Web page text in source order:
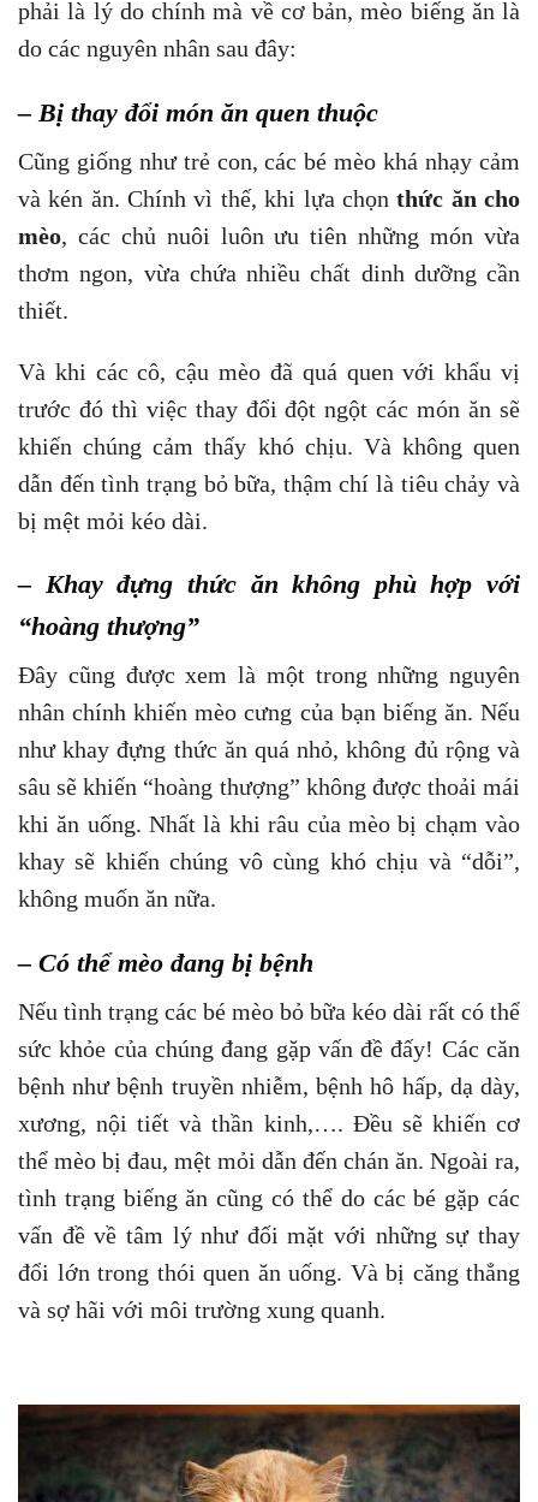
phải là lý do chính mà về cơ bản, mèo biếng ăn là
do các nguyên nhân sau đây:
– Bị thay đổi món ăn quen thuộc
Cũng giống như trẻ con, các bé mèo khá nhạy cảm
và kén ăn. Chính vì thế, khi lựa chọnthức ăn cho
mèo, các chủ nuôi luôn ưu tiên những món vừa
thơm ngon, vừa chứa nhiều chất dinh dưỡng cần
thiết.
Và khi các cô, cậu mèo đã quá quen với khẩu vị
trước đó thì việc thay đổi đột ngột các món ăn sẽ
khiến chúng cảm thấy khó chịu. Và không quen
dẫn đến tình trạng bỏ bữa, thậm chí là tiêu chảy và
bị mệt mỏi kéo dài.
– Khay đựng thức ăn không phù hợp với
“hoàng thượng”
Đây cũng được xem là một trong những nguyên
nhân chính khiến mèo cưng của bạn biếng ăn. Nếu
như khay đựng thức ăn quá nhỏ, không đủ rộng và
sâu sẽ khiến “hoàng thượng” không được thoải mái
khi ăn uống. Nhất là khi râu của mèo bị chạm vào
khay sẽ khiến chúng vô cùng khó chịu và “dỗi”,
không muốn ăn nữa.
– Có thể mèo đang bị bệnh
Nếu tình trạng các bé mèo bỏ bữa kéo dài rất có thể
sức khỏe của chúng đang gặp vấn đề đấy! Các căn
bệnh như bệnh truyền nhiễm, bệnh hô hấp, dạ dày,
xương, nội tiết và thần kinh,…. Đều sẽ khiến cơ
thể mèo bị đau, mệt mỏi dẫn đến chán ăn. Ngoài ra,
tình trạng biếng ăn cũng có thể do các bé gặp các
vấn đề về tâm lý như đối mặt với những sự thay
đổi lớn trong thói quen ăn uống. Và bị căng thẳng
và sợ hãi với môi trường xung quanh.